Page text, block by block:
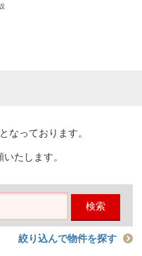
なっております。
たします。
検索
絞り込んで物件を探す